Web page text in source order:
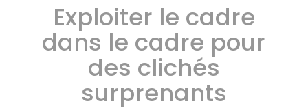
Exploiter le cadre
dans le cadre pour
des clichés
surprenants